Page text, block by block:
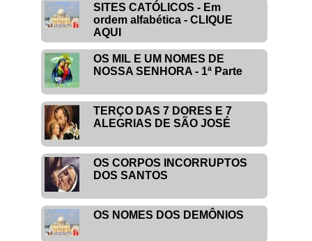
SITES CATÓLICOS - Em
ordem alfabética - CLIQUE
AQUI
OS MIL E UM NOMES DE
NOSSA SENHORA - 1ª Parte
TERÇO DAS 7 DORES E 7
ALEGRIAS DE SÃO JOSÉ
OS CORPOS INCORRUPTOS
DOS SANTOS
OS NOMES DOS DEMÔNIOS